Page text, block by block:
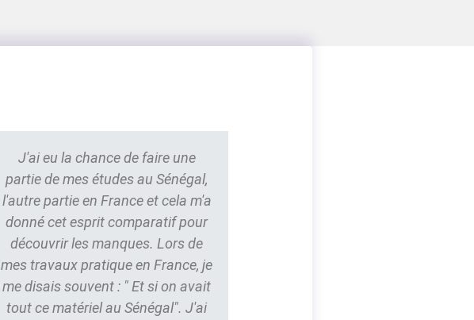
J'ai eu la chance de faire une
partie de mes études au Sénégal,
l'autre partie en France et cela m'a
donné cet esprit comparatif pour
découvrir les manques. Lors de
mes travaux pratique en France, je
me disais souvent : " Et si on avait
tout ce matériel au Sénégal". J'ai